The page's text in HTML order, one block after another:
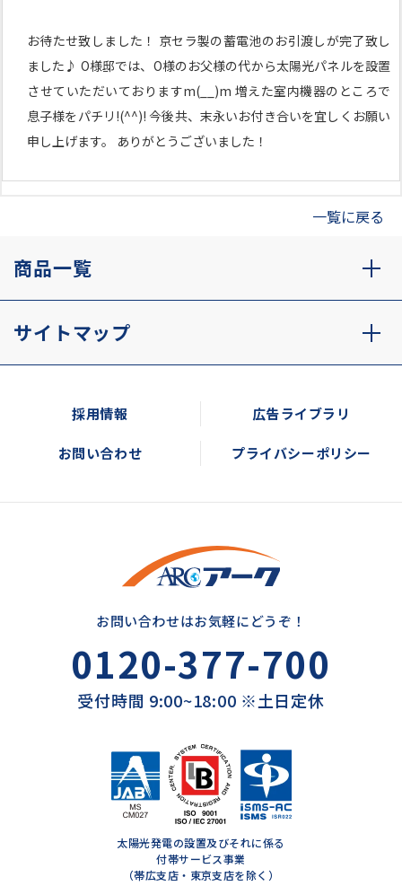
お待たせ致しました！ 京セラ製の蓄電池のお引渡しが完了致し
ました♪ O様邸では、O様のお父様の代から太陽光パネルを設置
させていただいておりますm(__)m 増えた室内機器のところで
息子様をパチリ!(^^)! 今後共、末永いお付き合いを宜しくお願い
申し上げます。 ありがとうございました！
一覧に戻る
商品一覧
サイトマップ
採用情報 広告ライブラリ
お問い合わせ プライバシーポリシー
お問い合わせはお気軽にどうぞ！
0120-377-700
受付時間 9:00~18:00 ※土日定休
太陽光発電の設置及びそれに係る
付帯サービス事業
（帯広支店・東京支店を除く）